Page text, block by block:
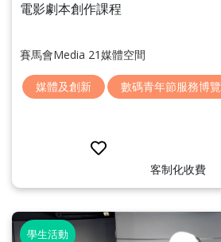
電影劇本創作課程
賽馬會Media 21媒體空間
媒體及創新 數碼青年節服務博覽
客制化收費
學生活動